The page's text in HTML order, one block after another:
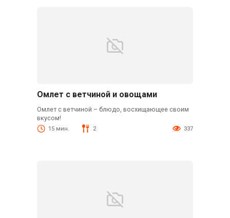
Омлет с ветчиной и овощами
Омлет с ветчиной – блюдо, восхищающее своим
вкусом!
15 мин. 2 337